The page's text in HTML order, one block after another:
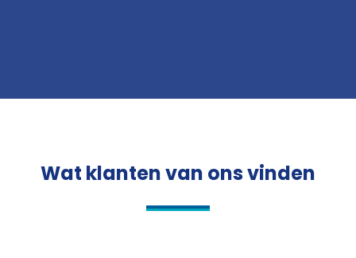
Wat klanten van ons vinden